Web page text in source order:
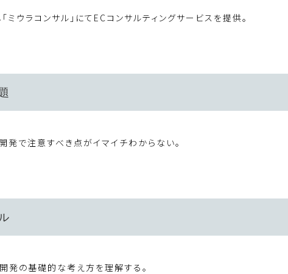
ミウラコンサル」にてECコンサルティングサービスを提供。
発で注意すべき点がイマイチわからない。
発の基礎的な考え方を理解する。